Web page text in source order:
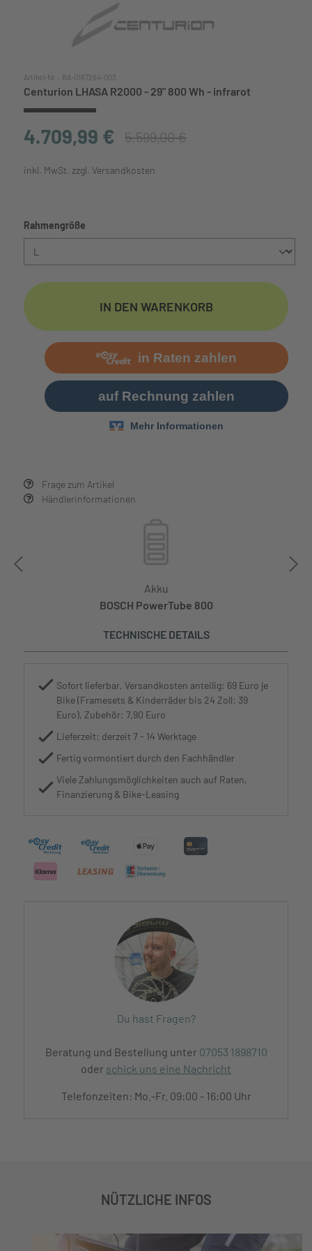
Artikel-Nr.: BA-0167264-003
Centurion LHASA R2000 - 29" 800 Wh - infrarot
4.709,99 € 5.599,00 €
inkl. MwSt. zzgl. Versandkosten
Frage zum Artikel
Händlerinformationen
Rahmengröße
IN DEN WARENKORB
Akku
BOSCH PowerTube 800
TECHNISCHE DETAILS
Sofort lieferbar, Versandkosten anteilig: 69 Euro je
Bike (Framesets & Kinderräder bis 24 Zoll: 39
Euro), Zubehör: 7,90 Euro
Lieferzeit: derzeit 7 - 14 Werktage
Fertig vormontiert durch den Fachhändler
Viele Zahlungsmöglichkeiten auch auf Raten,
Finanzierung & Bike-Leasing
Du hast Fragen?
Beratung und Bestellung unter 07053 1898710
oder schick uns eine Nachricht
Telefonzeiten: Mo.-Fr. 09:00 - 16:00 Uhr
NÜTZLICHE INFOS